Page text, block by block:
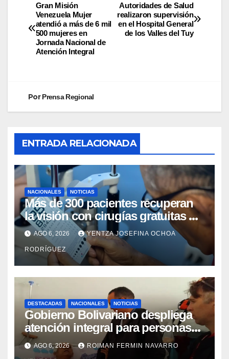
Autoridades de Salud
realizaron supervisión
en el Hospital General
de los Valles del Tuy
Gran Misión
Venezuela Mujer
atendió a más de 6 mil
500 mujeres en
Jornada Nacional de
Atención Integral
PorPrensa Regional
ENTRADA RELACIONADA
NACIONALES NOTICIAS
Más de 300 pacientes recuperan
la visión con cirugías gratuitas de
cataratas en Zulia
AGO 6, 2026 YENTZA JOSEFINA OCHOA
RODRÍGUEZ
DESTACADAS NACIONALES NOTICIAS
Gobierno Bolivariano despliega
atención integral para personas
con discapacidad en
campamentos de La Guaira
AGO 6, 2026 ROIMAN FERMIN NAVARRO